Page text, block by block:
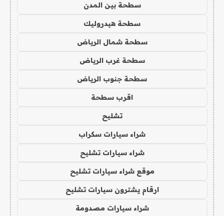
سطحة بين المدن
سطحة هيدروليك
سطحة شمال الرياض
سطحة غرب الرياض
سطحة جنوب الرياض
اقرب سطحة
تشليح
شراء سيارات سكراب
شراء سيارات تشليح
موقع شراء سيارات تشليح
ارقام يشترون سيارات تشليح
شراء سيارات مصدومة